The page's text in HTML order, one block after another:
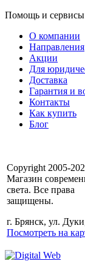
Помощь и сервисы
О компании
Направления
Акции
Для
Доставка
Гарантия и
Контакты
Как купить
Блог
Copyright 2005-
Магазин
света. Все права
защищены.
г. Брянск, ул.
Посмотреть на